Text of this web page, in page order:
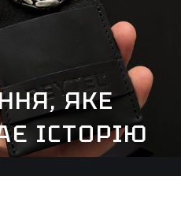
ЯКЕ
ІСТОРІЮ